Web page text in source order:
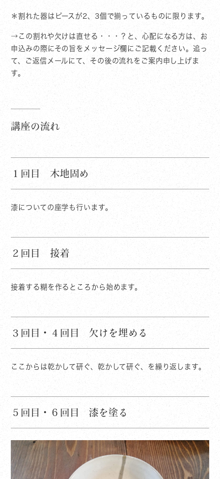
＊割れた器はピースが2、3個で揃っているものに限ります。
→この割れや欠けは直せる・・・？と、心配になる方は、お
申込みの際にその旨をメッセージ欄にご記載ください。追っ
て、ご返信メールにて、その後の流れをご案内申し上げま
す。
講座の流れ
１回目 木地固め
漆についての座学も行います。
２回目 接着
接着する糊を作るところから始めます。
３回目・４回目 欠けを埋める
ここからは乾かして研ぐ、乾かして研ぐ、を繰り返します。
５回目・６回目 漆を塗る